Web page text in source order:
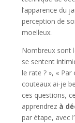
l’apparence du
perception de
moelleux.
Nombreux sont
se sentent
le rate ? », «
couteaux ai-je
ces questions,
apprendrez à
par étape, avec